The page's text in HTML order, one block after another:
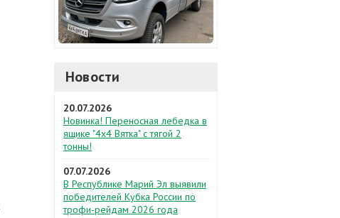
Новости
20.07.2026
Новинка! Переносная лебедка в
ящике "4х4 Вятка" с тягой 2
тонны!
07.07.2026
В Республике Марий Эл выявили
победителей Кубка России по
трофи-рейдам 2026 года